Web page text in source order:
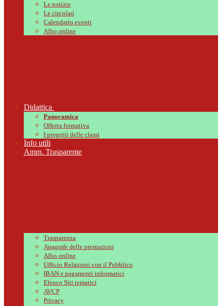
Le notizie
Le circolari
Calendario eventi
Albo online
Didattica
Panoramica
Offerta formativa
I progetti delle classi
Info utili
Amm. Trasparente
Trasparenza
Anagrafe delle prestazioni
Albo online
Ufficio Relazioni con il Pubblico
IBAN e pagamenti informatici
Elenco Siti tematici
AVCP
Privacy